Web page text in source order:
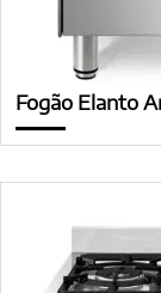
Fogão Elanto